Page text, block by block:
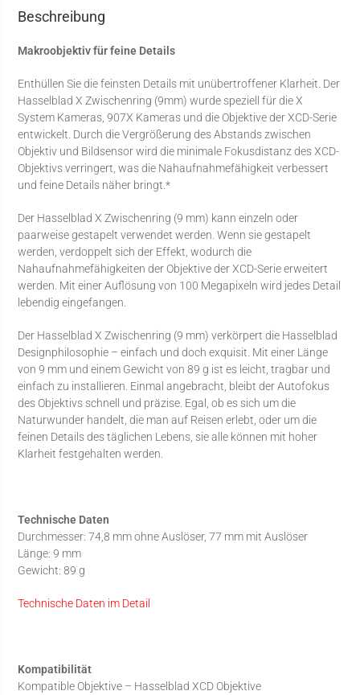
Beschreibung
Makroobjektiv für feine Details
Enthüllen Sie die feinsten Details mit unübertroffener Klarheit. Der
Hasselblad X Zwischenring (9mm) wurde speziell für die X
System Kameras, 907X Kameras und die Objektive der XCD-Serie
entwickelt. Durch die Vergrößerung des Abstands zwischen
Objektiv und Bildsensor wird die minimale Fokusdistanz des XCD-
Objektivs verringert, was die Nahaufnahmefähigkeit verbessert
und feine Details näher bringt.*
Der Hasselblad X Zwischenring (9 mm) kann einzeln oder
paarweise gestapelt verwendet werden. Wenn sie gestapelt
werden, verdoppelt sich der Effekt, wodurch die
Nahaufnahmefähigkeiten der Objektive der XCD-Serie erweitert
werden. Mit einer Auflösung von 100 Megapixeln wird jedes Detail
lebendig eingefangen.
Der Hasselblad X Zwischenring (9 mm) verkörpert die Hasselblad
Designphilosophie – einfach und doch exquisit. Mit einer Länge
von 9 mm und einem Gewicht von 89 g ist es leicht, tragbar und
einfach zu installieren. Einmal angebracht, bleibt der Autofokus
des Objektivs schnell und präzise. Egal, ob es sich um die
Naturwunder handelt, die man auf Reisen erlebt, oder um die
feinen Details des täglichen Lebens, sie alle können mit hoher
Klarheit festgehalten werden.
Technische Daten
Durchmesser: 74,8 mm ohne Auslöser, 77 mm mit Auslöser
Länge: 9 mm
Gewicht: 89 g
Technische Daten im Detail
Kompatibilität
Kompatible Objektive – Hasselblad XCD Objektive